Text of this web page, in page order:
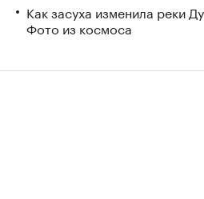
Как засуха изменила реки
Фото из космоса